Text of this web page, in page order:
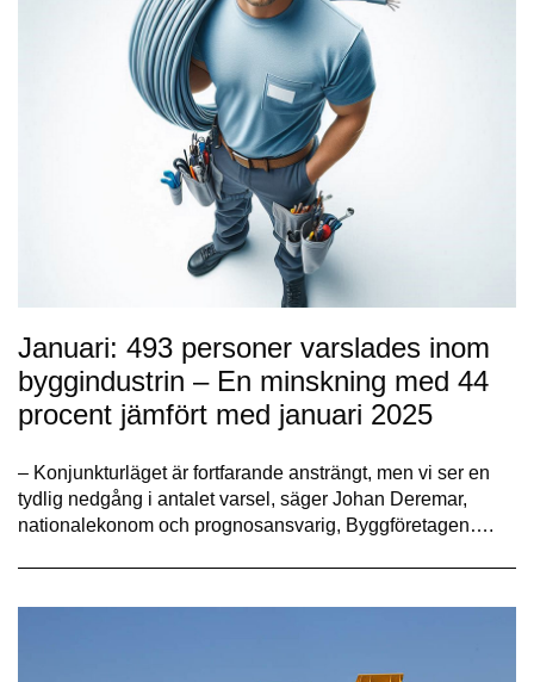
Januari: 493 personer varslades inom
byggindustrin – En minskning med 44
procent jämfört med januari 2025
– Konjunkturläget är fortfarande ansträngt, men vi ser en
tydlig nedgång i antalet varsel, säger Johan Deremar,
nationalekonom och prognosansvarig, Byggföretagen….